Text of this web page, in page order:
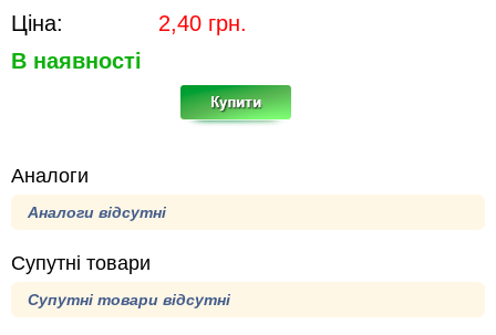
Ціна: 2,40 грн.
В наявності
Аналоги
Аналоги відсутні
Супутні товари
Супутні товари відсутні